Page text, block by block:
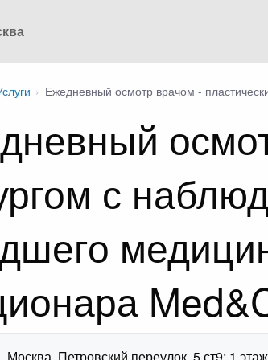
› Ежедневный осмотр врачом -
с
Москва, Петровский переулок, 5 ст9; 1 этаж